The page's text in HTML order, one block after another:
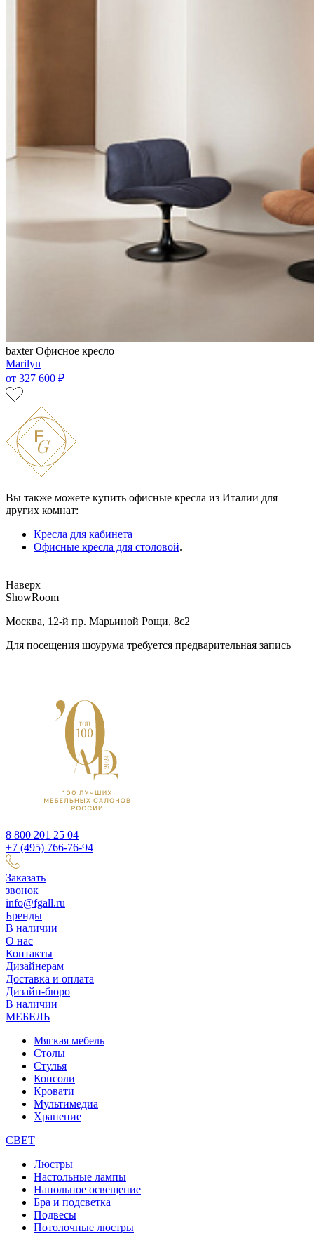
baxterОфисное кресло
Marilyn
от 327 600 ₽
Вы также можете купить офисные кресла из Италии для
других комнат:
Кресла для кабинета
Офисные кресла для столовой.
Наверх
ShowRoom
Москва, 12-й пр. Марьиной Рощи, 8с2
Для посещения шоурума требуется предварительная запись
8 800 201 25 04
+7 (495) 766-76-94
Заказать
звонок
info@fgall.ru
Бренды
В наличии
О нас
Контакты
Дизайнерам
Доставка и оплата
Дизайн-бюро
В наличии
МЕБЕЛЬ
Мягкая мебель
Столы
Стулья
Консоли
Кровати
Мультимедиа
Хранение
СВЕТ
Люстры
Настольные лампы
Напольное освещение
Бра и подсветка
Подвесы
Потолочные люстры